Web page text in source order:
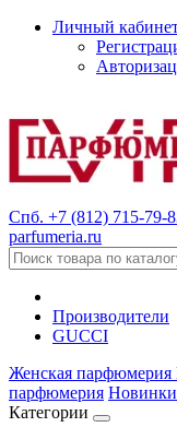
Личный
Спб. +7 (812) 715-79-
parfumeria.ru
Производители
GUCCI
Женская парфюмерия
парфюмерия Новинки
Категории